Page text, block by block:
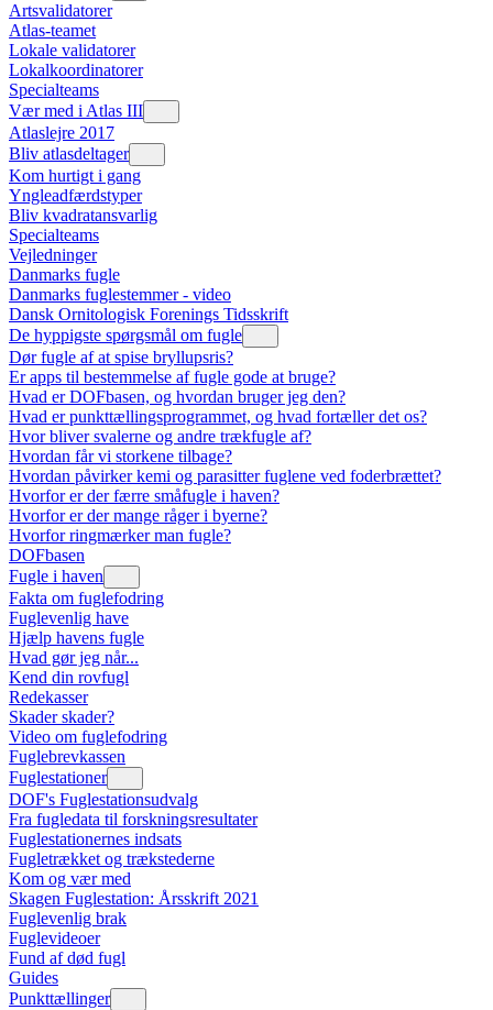
Artsvalidatorer
Atlas-teamet
Lokale validatorer
Lokalkoordinatorer
Specialteams
Vær med i Atlas III
Atlaslejre 2017
Bliv atlasdeltager
Kom hurtigt i gang
Yngleadfærdstyper
Bliv kvadratansvarlig
Specialteams
Vejledninger
Danmarks fugle
Danmarks fuglestemmer - video
Dansk Ornitologisk Forenings Tidsskrift
De hyppigste spørgsmål om fugle
Dør fugle af at spise bryllupsris?
Er apps til bestemmelse af fugle gode at bruge?
Hvad er DOFbasen, og hvordan bruger jeg den?
Hvad er punkttællingsprogrammet, og hvad fortæller det os?
Hvor bliver svalerne og andre trækfugle af?
Hvordan får vi storkene tilbage?
Hvordan påvirker kemi og parasitter fuglene ved foderbrættet?
Hvorfor er der færre småfugle i haven?
Hvorfor er der mange råger i byerne?
Hvorfor ringmærker man fugle?
DOFbasen
Fugle i haven
Fakta om fuglefodring
Fuglevenlig have
Hjælp havens fugle
Hvad gør jeg når...
Kend din rovfugl
Redekasser
Skader skader?
Video om fuglefodring
Fuglebrevkassen
Fuglestationer
DOF's Fuglestationsudvalg
Fra fugledata til forskningsresultater
Fuglestationernes indsats
Fugletrækket og trækstederne
Kom og vær med
Skagen Fuglestation: Årsskrift 2021
Fuglevenlig brak
Fuglevideoer
Fund af død fugl
Guides
Punkttællinger